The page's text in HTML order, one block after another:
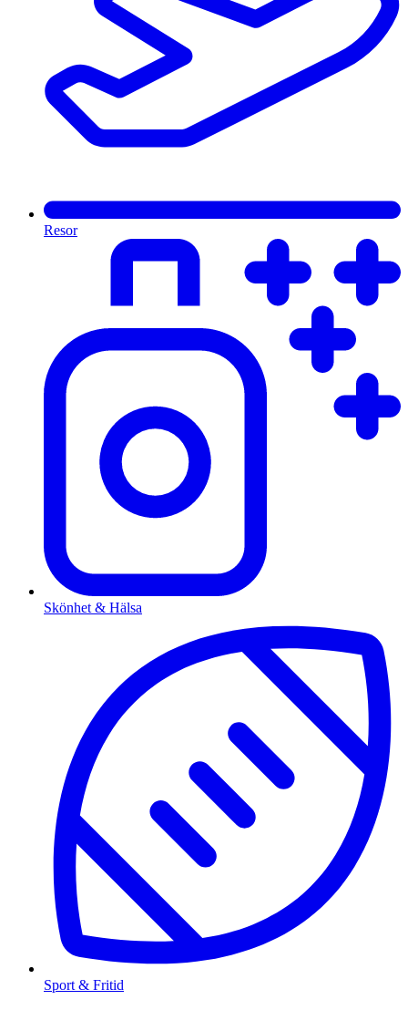
Resor
Skönhet & Hälsa
Sport & Fritid